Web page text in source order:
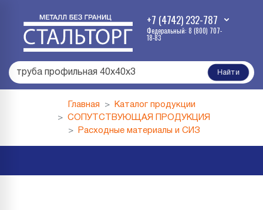
+7 (4742) 232-787
Федеральный: 8 (800) 707-
18-83
труба профильная 40х40х3 Найти
Главная
Каталог продукции
СОПУТСТВУЮЩАЯ ПРОДУКЦИЯ
Расходные материалы и СИЗ